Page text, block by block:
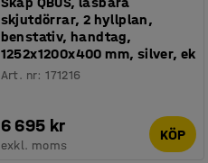
skjutdörrar, 2 hyllplan,
benstativ, handtag,
1252x1200x400 mm, silver, ek
Art. nr:171216
6 695 kr
exkl. moms
KÖP